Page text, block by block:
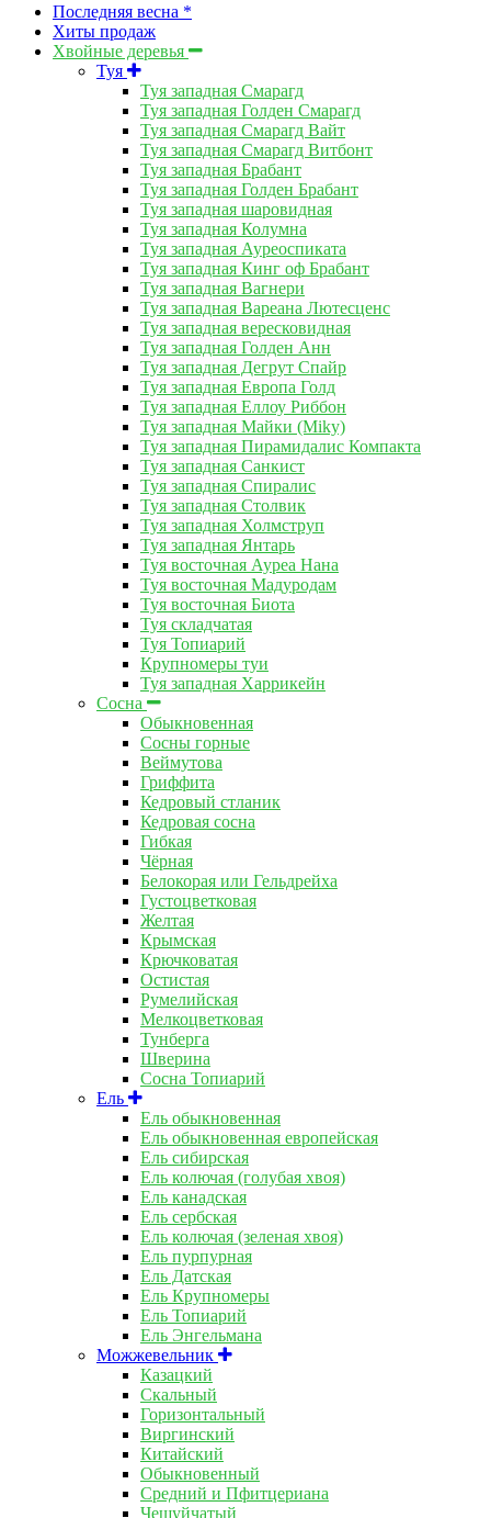
Последняя весна *
Хиты продаж
Хвойные деревья
Туя
Туя западная Смарагд
Туя западная Голден Смарагд
Туя западная Смарагд Вайт
Туя западная Смарагд Витбонт
Туя западная Брабант
Туя западная Голден Брабант
Туя западная шаровидная
Туя западная Колумна
Туя западная Ауреоспиката
Туя западная Кинг оф Брабант
Туя западная Вагнери
Туя западная Вареана Лютесценс
Туя западная вересковидная
Туя западная Голден Анн
Туя западная Дегрут Спайр
Туя западная Европа Голд
Туя западная Еллоу Риббон
Туя западная Майки (Miky)
Туя западная Пирамидалис Компакта
Туя западная Санкист
Туя западная Спиралис
Туя западная Столвик
Туя западная Холмструп
Туя западная Янтарь
Туя восточная Ауреа Нана
Туя восточная Мадуродам
Туя восточная Биота
Туя складчатая
Туя Топиарий
Крупномеры туи
Туя западная Харрикейн
Сосна
Обыкновенная
Сосны горные
Веймутова
Гриффита
Кедровый стланик
Кедровая сосна
Гибкая
Чёрная
Белокорая или Гельдрейха
Густоцветковая
Желтая
Крымская
Крючковатая
Остистая
Румелийская
Мелкоцветковая
Тунберга
Шверина
Сосна Топиарий
Ель
Ель обыкновенная
Ель обыкновенная европейская
Ель сибирская
Ель колючая (голубая хвоя)
Ель канадская
Ель сербская
Ель колючая (зеленая хвоя)
Ель пурпурная
Ель Датская
Ель Крупномеры
Ель Топиарий
Ель Энгельмана
Можжевельник
Казацкий
Скальный
Горизонтальный
Виргинский
Китайский
Обыкновенный
Средний и Пфитцериана
Чешуйчатый